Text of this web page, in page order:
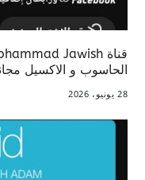
الحاسوب و الاكسيل
28 يونيو، 2026